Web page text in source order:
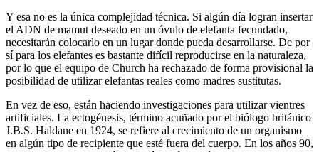
Y esa no es la única complejidad técnica. Si algún día logran insertar
el ADN de mamut deseado en un óvulo de elefanta fecundado,
necesitarán colocarlo en un lugar donde pueda desarrollarse. De por
sí para los elefantes es bastante difícil reproducirse en la naturaleza,
por lo que el equipo de Church ha rechazado de forma provisional la
posibilidad de utilizar elefantas reales como madres sustitutas.
En vez de eso, están haciendo investigaciones para utilizar vientres
artificiales. La ectogénesis, término acuñado por el biólogo británico
J.B.S. Haldane en 1924, se refiere al crecimiento de un organismo
en algún tipo de recipiente que esté fuera del cuerpo. En los años 90,